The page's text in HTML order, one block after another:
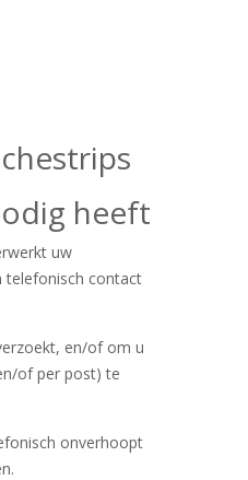
heeft
uw
telefonisch contact
en/of om u
of per post) te
onverhoopt